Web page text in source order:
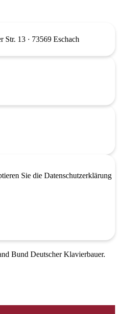
Str. 13 · 73569 Eschach
Sie die Datenschutzerklärung
Bund Deutscher Klavierbauer.